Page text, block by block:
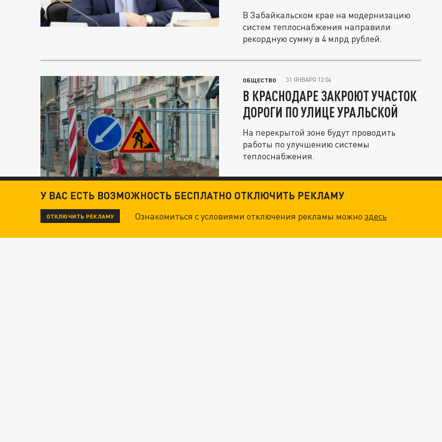
В Забайкальском крае на модернизацию
систем теплоснабжения направили
рекордную сумму в 4 млрд рублей.
ОБЩЕСТВО 31 ЯНВАРЯ 12:04
В КРАСНОДАРЕ ЗАКРОЮТ УЧАСТОК
ДОРОГИ ПО УЛИЦЕ УРАЛЬСКОЙ
На перекрытой зоне будут проводить
работы по улучшению системы
теплоснабжения.
У ВАС ЕСТЬ ВОЗМОЖНОСТЬ БЕСПЛАТНО ОТКЛЮЧИТЬ РЕКЛАМУ
ОТКЛЮЧИТЬ РЕКЛАМУ Ознакомиться с условиями отключения рекламы можноздесь